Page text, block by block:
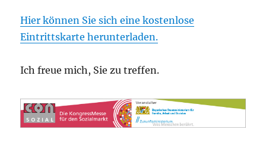
Hier können Sie sich eine kostenlose
Eintrittskarte herunterladen.
Ich freue mich, Sie zu treffen.